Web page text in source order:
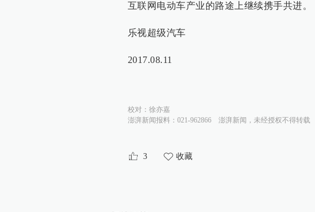
互联网电动车产业的路途上继续携手共进。
乐视超级汽车
2017.08.11
校对： 徐亦嘉
澎湃新闻报料：021-962866
澎湃新闻，未经授权不得转载
3 收藏